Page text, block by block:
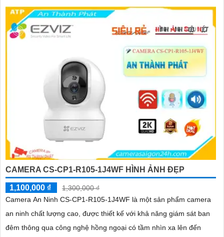
CAMERA CS-CP1-R105-1J4WF HÌNH ẢNH ĐẸP
1,100,000 ₫
1,300,000 ₫
Camera An Ninh CS-CP1-R105-1J4WF là một sản phẩm camera
an ninh chất lượng cao, được thiết kế với khả năng giám sát ban
đêm thông qua công nghệ hồng ngoại có tầm nhìn xa lên đến